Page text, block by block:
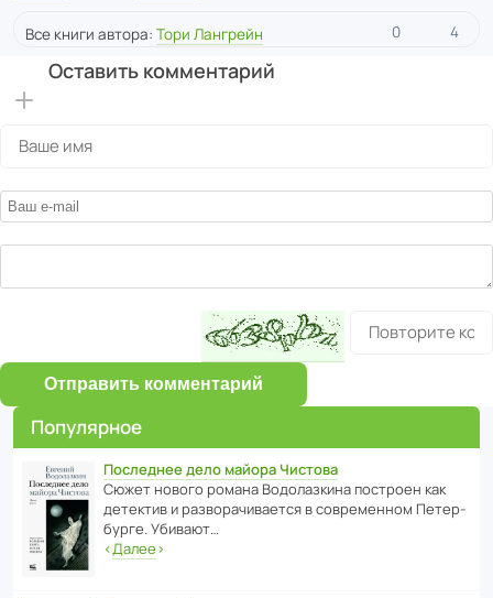
Все книги автора: Тори Лангрейн 0 4
Оставить комментарий
Отправить комментарий
Популярное
Последнее дело майора Чистова
Сюжет нового романа Водо­ла­з­кина пост­роен как
дете­ктив и разво­ра­чи­ва­ется в совре­менном Пете­р­
бурге. Убивают…
‹Далее›